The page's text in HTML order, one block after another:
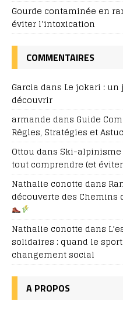
Gourde contaminée en
éviter l’intoxication
COMMENTAIRES
Garcia dans Le jokari :
découvrir
armande dans Guide
Règles, Stratégies et
Ottou dans Ski-alpinisme
tout comprendre (et
Nathalie conotte dans
découverte des
Nathalie conotte dans
solidaires : quand le
changement social
A PROPOS